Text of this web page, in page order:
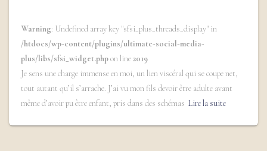
Warning: Undefined array key "sfsi_plus_threads_display" in
/htdocs/wp-content/plugins/ultimate-social-media-
plus/libs/sfsi_widget.phpon line2019
Je sens une charge immense en moi, un lien viscéral qui se coupe net,
tout autant qu’il s’arrache. J’ai vu mon fils devoir être adulte avant
même d’avoir pu être enfant, pris dans des schémas Lire la suite